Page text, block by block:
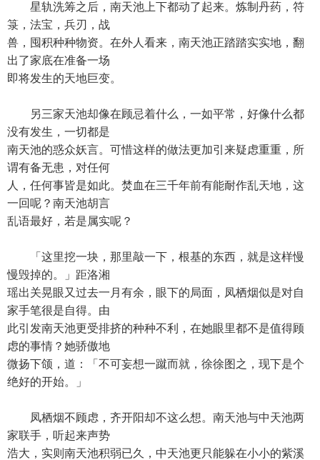
星轨洗筹之后，南天池上下都动了起来。炼制丹药，符
箓，法宝，兵刃，战
兽，囤积种种物资。在外人看来，南天池正踏踏实实地，翻
出了家底在准备一场
即将发生的天地巨变。
另三家天池却像在顾忌着什么，一如平常，好像什么都
没有发生，一切都是
南天池的惑众妖言。可惜这样的做法更加引来疑虑重重，所
谓有备无患，对任何
人，任何事皆是如此。焚血在三千年前有能耐作乱天地，这
一回呢？南天池胡言
乱语最好，若是属实呢？
「这里挖一块，那里敲一下，根基的东西，就是这样慢
慢毁掉的。」距洛湘
瑶出关晃眼又过去一月有余，眼下的局面，凤栖烟似是对自
家手笔很是自得。由
此引发南天池更受排挤的种种不利，在她眼里都不是值得顾
虑的事情？她骄傲地
微扬下颌，道：「不可妄想一蹴而就，徐徐图之，现下是个
绝好的开始。」
凤栖烟不顾虑，齐开阳却不这么想。南天池与中天池两
家联手，听起来声势
浩大，实则南天池积弱已久，中天池更只能躲在小小的紫溪